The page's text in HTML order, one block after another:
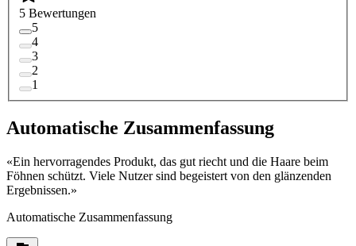
5 Bewertungen
5
4
3
2
1
Automatische Zusammenfassung
«Ein hervorragendes Produkt, das gut riecht und die Haare beim
Föhnen schützt. Viele Nutzer sind begeistert von den glänzenden
Ergebnissen.»
Automatische Zusammenfassung